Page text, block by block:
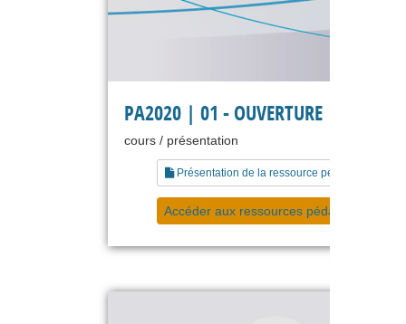
PA2020 | 01 - OUVERTURE
cours / présentation
Présentation de la ressource pédagogique
Accéder aux ressources pédagogiques